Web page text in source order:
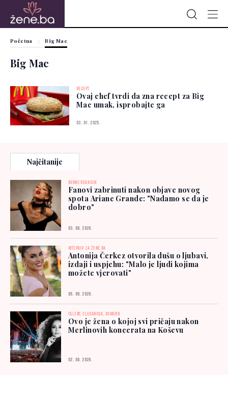
Početna Big Mac
Big Mac
RECEPT
Ovaj chef tvrdi da zna recept za Big
Mac umak, isprobajte ga
03. 01. 2025.
Najčitanije
BURNE REAKCIJE
Fanovi zabrinuti nakon objave novog
spota Ariane Grande: "Nadamo se da je
dobro"
03. 08. 2026.
INTERVJU ZA ŽENE.BA
Antonija Čerkez otvorila dušu o ljubavi,
izdaji i uspjehu: "Malo je ljudi kojima
možete vjerovati"
05. 08. 2026.
TALENT, ELEGANCIJA, OSMIJEH
Ovo je žena o kojoj svi pričaju nakon
Merlinovih koncerata na Koševu
02. 08. 2026.